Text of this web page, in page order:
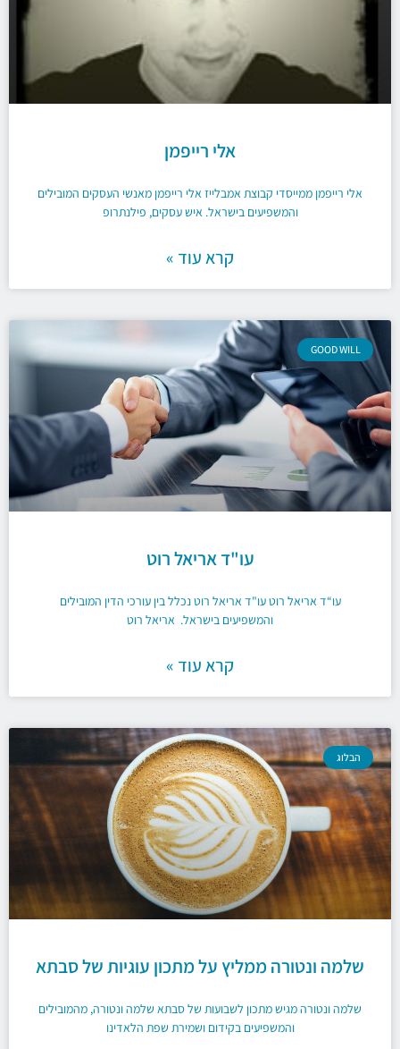
אלי רייפמן
אלי רייפמן ממייסדי קבוצת אמבלייז אלי רייפמן מאנשי העסקים המובילים
והמשפיעים בישראל. איש עסקים, פילנתרופ
קרא עוד »
GOOD WILL
עו"ד אריאל רוט
עו“ד אריאל רוט עו"ד אריאל רוט נכלל בין עורכי הדין המובילים
והמשפיעים בישראל. אריאל רוט
קרא עוד »
הבלוג
שלמה ונטורה ממליץ על מתכון עוגיות של סבתא
שלמה ונטורה מגיש מתכון לשבועות של סבתא שלמה ונטורה, מהמובילים
והמשפיעים בקידום ושמירת שפת הלאדינו